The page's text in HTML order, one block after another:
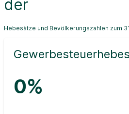
der
Hebesätze und Bevölkerungszahlen zum
0%